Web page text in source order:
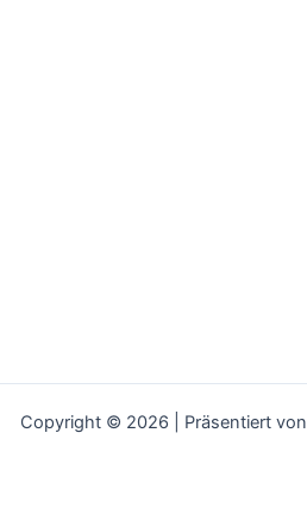
Copyright © 2026 | Präsentiert von